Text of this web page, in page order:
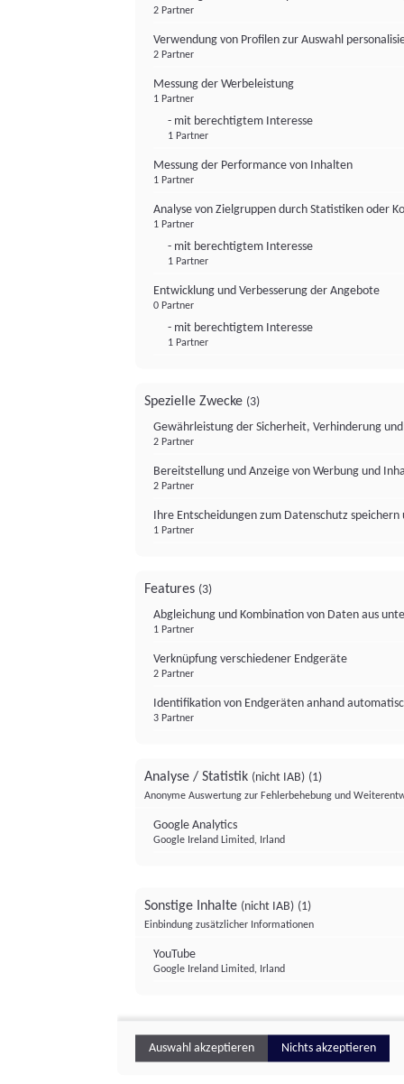
2 Partner
Verwendung von Profilen zur Auswahl
2 Partner
Messung der Werbeleistung
1 Partner
- mit berechtigtem Interesse
1 Partner
Messung der Performance von Inhalten
1 Partner
Analyse von Zielgruppen durch Statistiken oder
1 Partner
- mit berechtigtem Interesse
1 Partner
Entwicklung und Verbesserung der Angebote
0 Partner
- mit berechtigtem Interesse
1 Partner
Spezielle Zwecke (3)
Gewährleistung der Sicherheit, Verhinderung
2 Partner
Bereitstellung und Anzeige von Werbung und
2 Partner
Ihre Entscheidungen zum Datenschutz
1 Partner
Features (3)
Abgleichung und Kombination von Daten aus
1 Partner
Verknüpfung verschiedener Endgeräte
2 Partner
Identifikation von Endgeräten anhand
3 Partner
Analyse / Statistik (nicht IAB) (1)
Anonyme Auswertung zur Fehlerbehebung und
Google Analytics
Google Ireland Limited, Irland
Sonstige Inhalte (nicht IAB) (1)
Einbindung zusätzlicher Informationen
YouTube
Google Ireland Limited, Irland
Auswahl akzeptieren Nichts akzeptieren